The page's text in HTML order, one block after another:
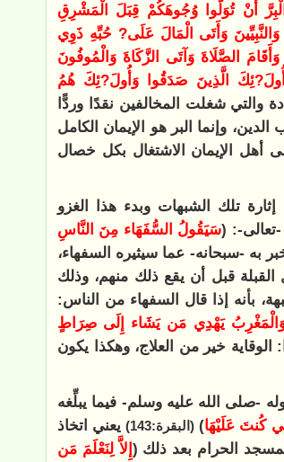
أَنْ تُوَلُّوا وُجُوهَكُمْ قِبَلَ الْمَشْرِقِ
وَأَتَى الْمَالَ عَلَى? حُبِّهِ ذَوِي
الصَّلَاةَ وَآتَى الزَّكَاةَ وَالْمُوفُونَ
أُولَ?ئِكَ الَّذِينَ صَدَقُوا وَأُولَ?ئِكَ هُمُ
والتي شغلت المخالفين نقدًا وردًّا
وإنما البر هو الإيمان الكامل
أهل الإيمان الاشتغال بكل خصال
تلك الشبهات وبدء هذا الغزو
تعالى-: (سَيَقُولُ السُّفَهَاء مِنَ النَّاسِ
به -سبحانه- عما سيثيره السفهاء،
قبل أن يقع ذلك منهم، وذلك
بأنه إذا قال السفهاء من الناس:
يَهْدِي مَن يَشَاء إِلَى صِرَاطٍ
خير من العلاج، وهكذا يكون
-صلى الله عليه وسلم- فيما يبلِّغه
كُنتَ عَلَيْهَا) (البقرة:143)
يعني اتخاذ
الحرام بعد ذلك (إِلاَّ لِنَعْلَمَ مَن